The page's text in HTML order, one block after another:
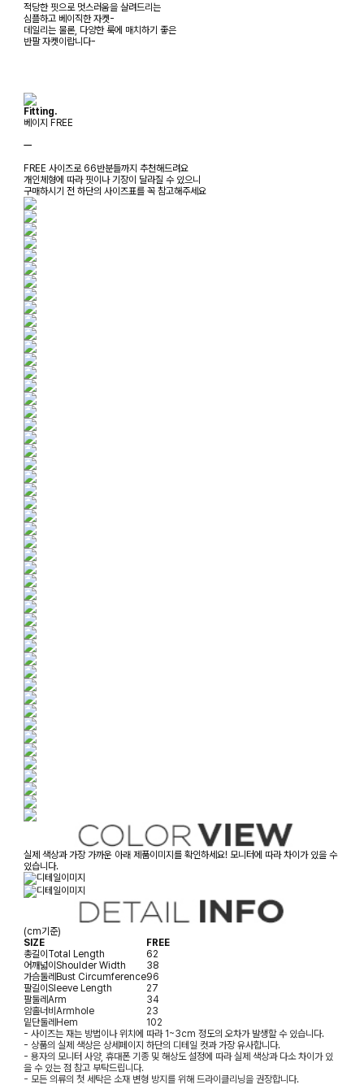
적당한 핏으로 멋스러움을 살려드리는
심플하고 베이직한 자켓-
데일리는 물론, 다양한 룩에 매치하기 좋은
반팔 자켓이랍니다-
Fitting.
베이지 FREE
ㅡ
FREE 사이즈로 66반분들까지 추천해드려요
개인체형에 따라 핏이나 기장이 달라질 수 있으니
구매하시기 전 하단의 사이즈표를 꼭 참고해주세요
실제 색상과 가장 가까운 아래 제품이미지를 확인하세요! 모니터에 따라 차이가 있을 수
있습니다.
(cm기준)
SIZE
FREE
총길이Total Length
62
어깨넓이Shoulder Width
38
가슴둘레Bust Circumference96
팔길이Sleeve Length
27
팔둘레Arm
34
암홀너비Armhole
23
밑단둘레Hem
102
- 사이즈는 재는 방법이나 위치에 따라 1~3cm 정도의 오차가 발생할 수 있습니다.
- 상품의 실제 색상은 상세페이지 하단의 디테일 컷과 가장 유사합니다.
- 용자의 모니터 사양, 휴대폰 기종 및 해상도 설정에 따라 실제 색상과 다소 차이가 있
을 수 있는 점 참고 부탁드립니다.
- 모든 의류의 첫 세탁은 소재 변형 방지를 위해 드라이클리닝을 권장합니다.